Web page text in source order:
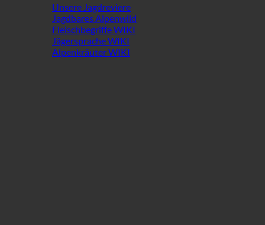
Unsere Jagdreviere
Jagdbares Alpenwild
Fleischbegriffe WIKI
Jägersprache WIKI
Alpenkräuter WIKI